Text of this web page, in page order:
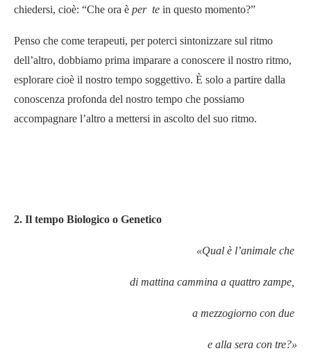
chiedersi, cioè: “Che ora è per te in questo momento?”
Penso che come terapeuti, per poterci sintonizzare sul ritmo
dell’altro, dobbiamo prima imparare a conoscere il nostro ritmo,
esplorare cioè il nostro tempo soggettivo. È solo a partire dalla
conoscenza profonda del nostro tempo che possiamo
accompagnare l’altro a mettersi in ascolto del suo ritmo.
2. Il tempo Biologico o Genetico
«Qual è l’animale che
di mattina cammina a quattro zampe,
a mezzogiorno con due
e alla sera con tre?»